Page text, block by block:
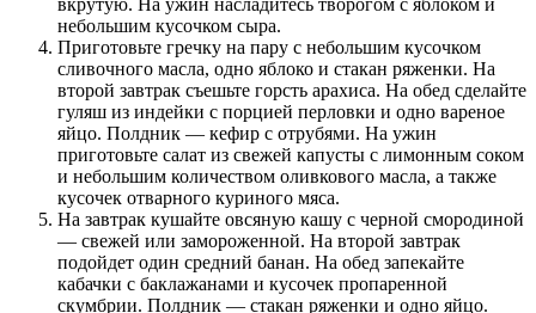
вкрутую. На ужин насладитесь творогом с яблоком и
небольшим кусочком сыра.
Приготовьте гречку на пару с небольшим кусочком
сливочного масла, одно яблоко и стакан ряженки. На
второй завтрак съешьте горсть арахиса. На обед сделайте
гуляш из индейки с порцией перловки и одно вареное
яйцо. Полдник — кефир с отрубями. На ужин
приготовьте салат из свежей капусты с лимонным соком
и небольшим количеством оливкового масла, а также
кусочек отварного куриного мяса.
На завтрак кушайте овсяную кашу с черной смородиной
— свежей или замороженной. На второй завтрак
подойдет один средний банан. На обед запекайте
кабачки с баклажанами и кусочек пропаренной
скумбрии. Полдник — стакан ряженки и одно яйцо.